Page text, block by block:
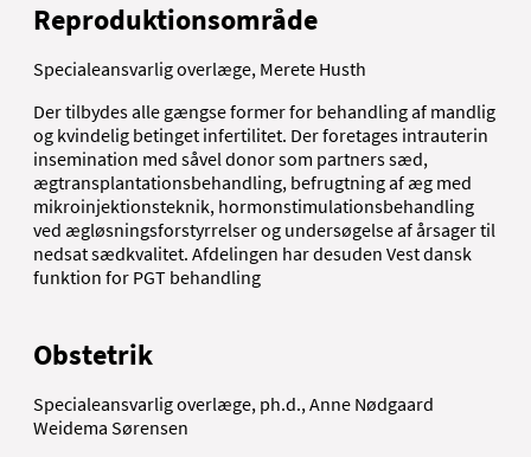
Reproduktionsområde
Specialeansvarlig overlæge, Merete Husth
Der tilbydes alle gængse former for behandling af mandlig
og kvindelig betinget infertilitet. Der foretages intrauterin
insemination med såvel donor som partners sæd,
ægtransplantationsbehandling, befrugtning af æg med
mikroinjektionsteknik, hormonstimulationsbehandling
ved ægløsningsforstyrrelser og undersøgelse af årsager til
nedsat sædkvalitet. Afdelingen har desuden Vest dansk
funktion for PGT behandling
Obstetrik
Specialeansvarlig overlæge, ph.d., Anne Nødgaard
Weidema Sørensen